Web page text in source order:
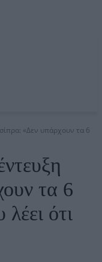
«Δεν υπάρχουν τα 6
τα 6
ότι